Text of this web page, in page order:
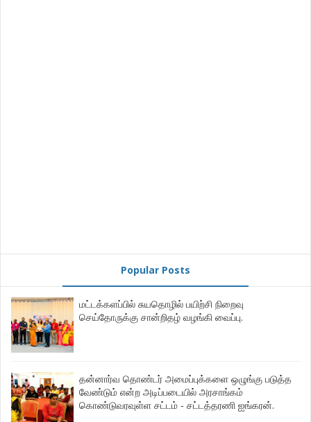
Popular Posts
மட்டக்களப்பில் சுயதொழில் பயிற்சி நிறைவு
செய்தோருக்கு சான்றிதழ் வழங்கி வைப்பு.
தன்னார்வ தொண்டர் அமைப்புக்களை ஒழுங்கு படுத்த
வேண்டும் என்ற அடிப்படையில் அரசாங்கம்
கொண்டுவரவுள்ள சட்டம் - சட்டத்தரணி ஐங்கரன்.